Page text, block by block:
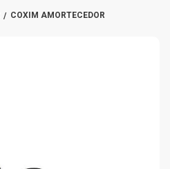
COXIM AMORTECEDOR